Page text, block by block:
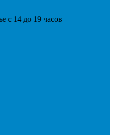
с 14 до 19 часов